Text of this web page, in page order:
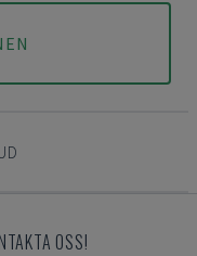
OSS!